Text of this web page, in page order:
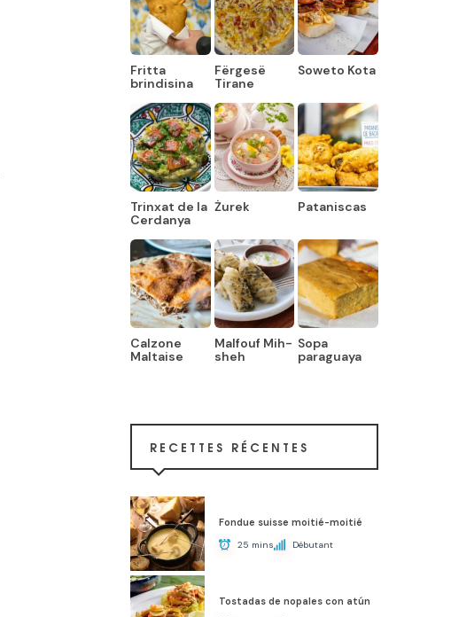
Fritta
brindisina
Fërgesë
Tirane
Soweto Kota
Trinxat de la
Cerdanya
Żurek Pataniscas
Calzone
Maltaise
Malfouf Mih-
sheh
Sopa
paraguaya
RECETTES RÉCENTES
Fondue suisse moitié-moitié
25 mins Débutant
Tostadas de nopales con atún